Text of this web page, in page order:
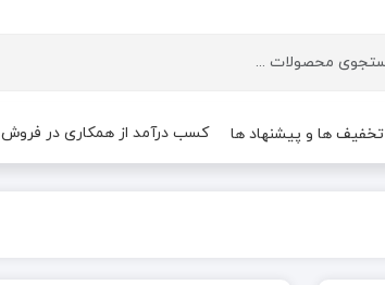
تخفیف ها و پیشنهاد ها کسب درآمد از همکاری در فروش